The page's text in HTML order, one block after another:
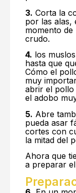
3. Corta la
por las alas,
momento
crudo.
4. los
hasta que
Cómo el
muy
abrir el pollo
el adobo
5. Abre
pueda asar
cortes con
la mitad del
Ahora que
a preparar